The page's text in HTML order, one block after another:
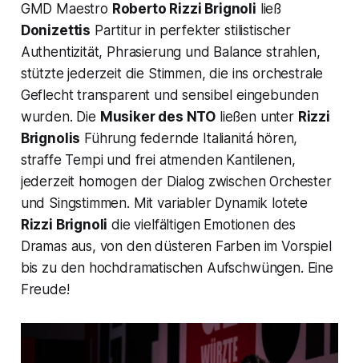
GMD Maestro Roberto Rizzi Brignoli ließ
Donizettis Partitur in perfekter stilistischer
Authentizität, Phrasierung und Balance strahlen,
stützte jederzeit die Stimmen, die ins orchestrale
Geflecht transparent und sensibel eingebunden
wurden. Die Musiker des NTO ließen unter Rizzi
Brignolis Führung federnde Italianitá hören,
straffe Tempi und frei atmenden Kantilenen,
jederzeit homogen der Dialog zwischen Orchester
und Singstimmen. Mit variabler Dynamik lotete
Rizzi Brignoli die vielfältigen Emotionen des
Dramas aus, von den düsteren Farben im Vorspiel
bis zu den hochdramatischen Aufschwüngen. Eine
Freude!